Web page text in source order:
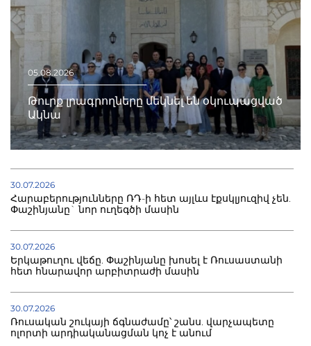
05.08.2026
Թուրք լրագրողները մեկնել են օկուպացված
Ակնա
30.07.2026
Հարաբերությունները ՌԴ-ի հետ այլևս էքսկլյուզիվ չեն.
Փաշինյանը` նոր ուղեգծի մասին
30.07.2026
Երկաթուղու վեճը. Փաշինյանը խոսել է Ռուսաստանի
հետ հնարավոր արբիտրաժի մասին
30.07.2026
Ռուսական շուկայի ճգնաժամը՝ շանս. վարչապետը
ոլորտի արդիականացման կոչ է անում